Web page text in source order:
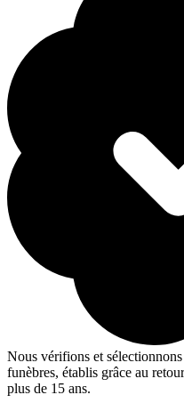
Nous vérifions et
funèbres, établis grâce au
plus de 15 ans.